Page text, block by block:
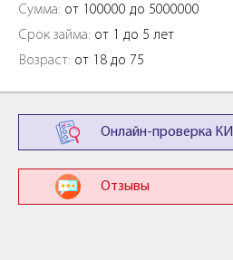
Сумма: от 100000 до 5000000
Срок займа: от 1 до 5 лет
Возраст: от 18 до 75
Онлайн-проверка КИ
Отзывы